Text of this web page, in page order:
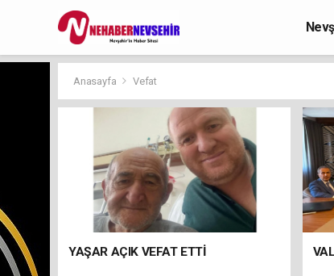
Anasayfa Vefat
YAŞAR AÇIK VEFAT ETTİ